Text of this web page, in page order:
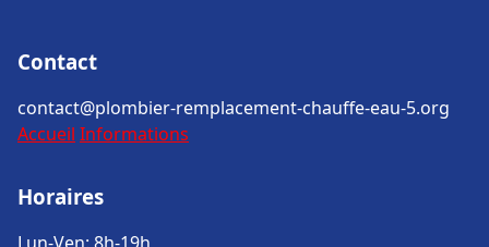
Contact
contact@plombier-remplacement-chauffe-eau-5.org
Accueil Informations
Horaires